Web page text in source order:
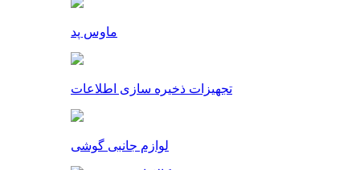
ماوس پد
تجهیزات ذخیره سازی اطلاعات
لوازم جانبی گوشی